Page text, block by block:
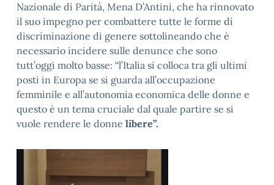
Nazionale di Parità, Mena D’Antini, che ha rinnovato
il suo impegno per combattere tutte le forme di
discriminazione di genere sottolineando che è
necessario incidere sulle denunce che sono
tutt’oggi molto basse: “l’Italia si colloca tra gli ultimi
posti in Europa se si guarda all’occupazione
femminile e all’autonomia economica delle donne e
questo è un tema cruciale dal quale partire se si
vuole rendere le donne libere”.